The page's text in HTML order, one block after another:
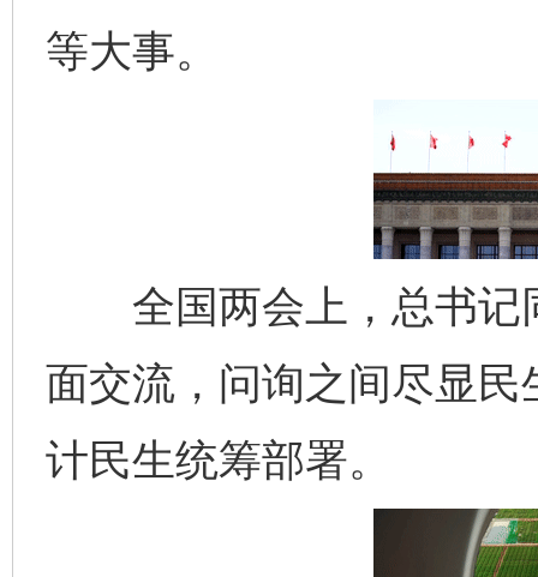
等大事。
全国两会上，总书记
面交流，问询之间尽显
计民生统筹部署。